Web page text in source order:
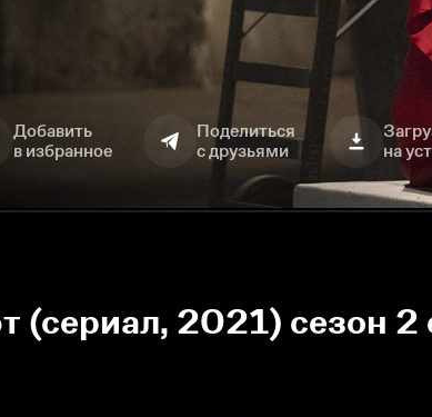
Добавить
в избранное
Поделиться
с друзьями
на
2021) сезон 2